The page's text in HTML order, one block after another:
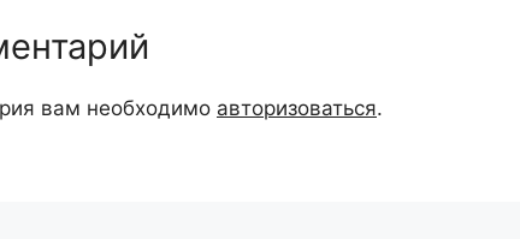
вам необходимо авторизоваться.